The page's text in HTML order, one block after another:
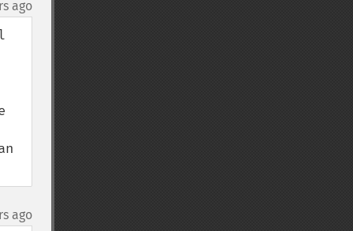
ago
ago